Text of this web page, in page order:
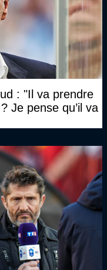
: "Il va prendre
Je pense qu’il va